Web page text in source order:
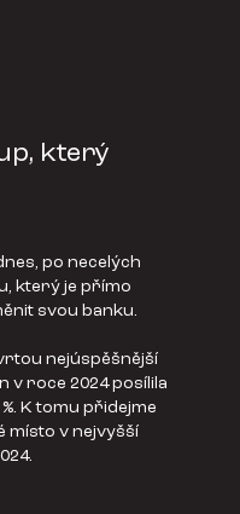
který
po necelých
který je přímo
svou banku.
nejúspěšnější
v roce 2024 posílila
K tomu přidejme
místo v nejvyšší